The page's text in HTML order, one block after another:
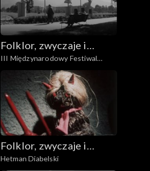
Folklor, zwyczaje i
sztuka ludowa
III Międzynarodowy Festiwal
Folkloru Ziem Górskich
„Tatrzańska Jesień” Zakopane
1970
Folklor, zwyczaje i
sztuka ludowa
Hetman Diabelski